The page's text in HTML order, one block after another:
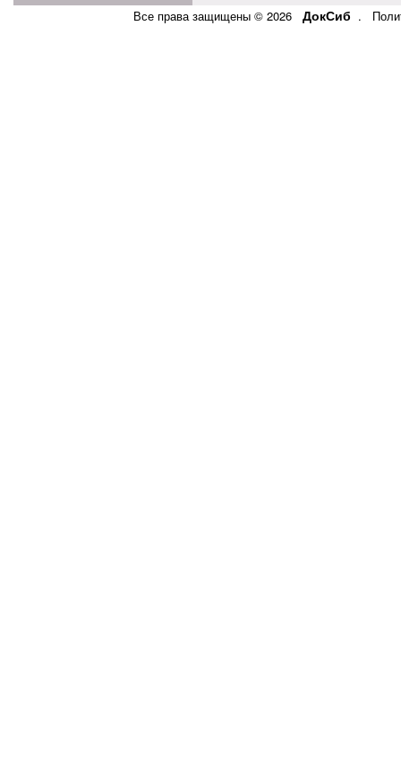
Все права защищены © 2026 ДокСиб .